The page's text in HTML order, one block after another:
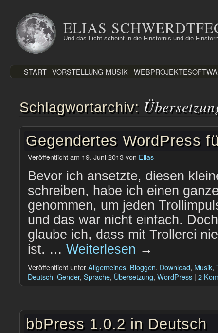
Inhalt
springen
ELIAS
Und das Licht scheint in die Finsternis und die
START VORSTELLUNG MUSIK WEBPROJEKTE
Schlagwortarchiv:
Gegendertes WordPress
Veröffentlicht am 19. Juni 2013von Elias
Bevor ich ansetzte, diesen
schreiben, habe ich einen
genommen, um jeden
und das war nicht einfach.
glaube ich, dass mit Trollerei
ist. … Weiterlesen →
Veröffentlicht unterAllgemeines, Bloggen, Download, Musik,
Deutsch, Gender, Sprache, Übersetzung, WordPress | 2
bbPress 1.0.2 in Deutsch